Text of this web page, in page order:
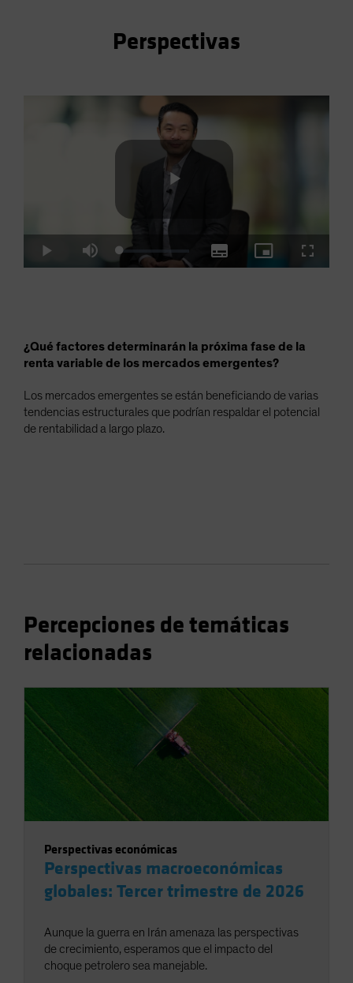
Perspectivas
Play Mute Loaded:
2.93%
SubtitlesPicture-
in-
¿Qué factores determinarán la próxima fase de la
renta variable de los mercados emergentes?
Los mercados emergentes se están beneficiando de varias
tendencias estructurales que podrían respaldar el potencial
de rentabilidad a largo plazo.
Percepciones de temáticas
relacionadas
Perspectivas económicas
Perspectivas macroeconómicas
globales: Tercer trimestre de 2026
Aunque la guerra en Irán amenaza las perspectivas
de crecimiento, esperamos que el impacto del
choque petrolero sea manejable.